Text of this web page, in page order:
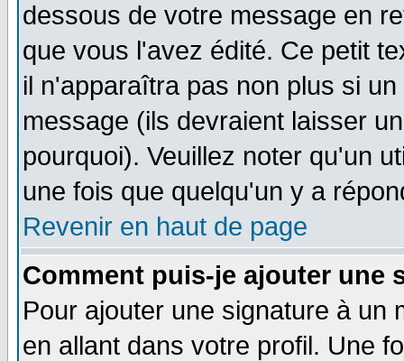
dessous de votre message en
que vous l'avez édité. Ce petit
il n'apparaîtra pas non plus si
message (ils devraient laisser
pourquoi). Veuillez noter qu'un
une fois que quelqu'un y a
Revenir en haut de page
Comment puis-je ajouter une
Pour ajouter une signature à un
en allant dans votre profil. Une